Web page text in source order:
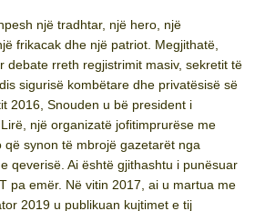
një tradhtar, një hero, një
frikacak dhe një patriot. Megjithatë,
debate rreth regjistrimit masiv, sekretit të
sigurisë kombëtare dhe privatësisë së
2016, Snouden u bë president i
një organizatë jofitimprurëse me
synon të mbrojë gazetarët nga
qeverisë. Ai është gjithashtu i punësuar
pa emër. Në vitin 2017, ai u martua me
2019 u publikuan kujtimet e tij